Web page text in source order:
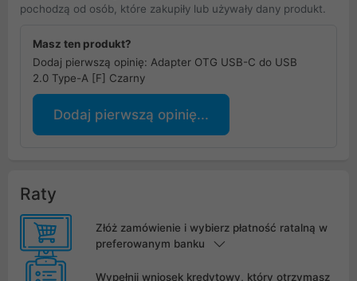
pochodzą od osób, które zakupiły lub używały dany produkt.
Masz ten produkt?
Dodaj pierwszą opinię: Adapter OTG USB-C do USB
2.0 Type-A [F] Czarny
Dodaj pierwszą opinię...
Raty
Złóż zamówienie i wybierz płatność ratalną w
preferowanym banku
Wypełnij wniosek kredytowy, który otrzymasz